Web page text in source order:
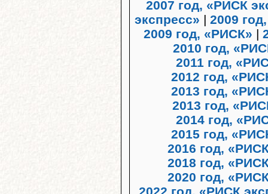
2007 год, «РИСК
экспресс» |2009
2009 год, «РИСК» |
2010 год,
2011 год,
2012 год,
2013 год,
2013 год,
2014 год,
2015 год,
2016 год,
2018 год,
2020 год,